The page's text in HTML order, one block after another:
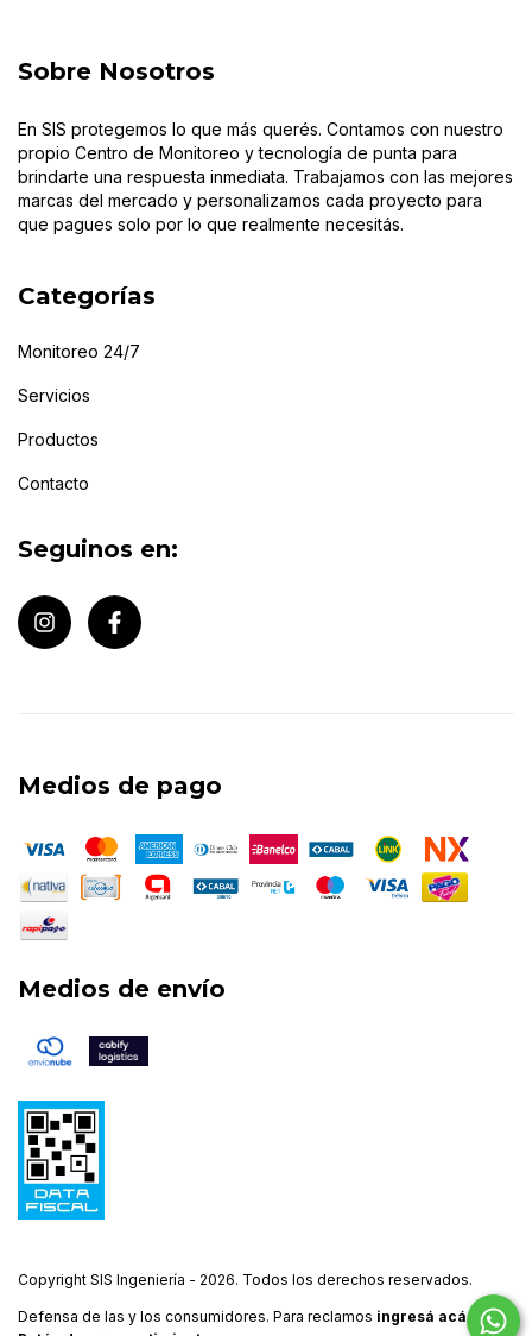
Sobre Nosotros
En SIS protegemos lo que más querés. Contamos con nuestro
propio Centro de Monitoreo y tecnología de punta para
brindarte una respuesta inmediata. Trabajamos con las mejores
marcas del mercado y personalizamos cada proyecto para
que pagues solo por lo que realmente necesitás.
Categorías
Monitoreo 24/7
Servicios
Productos
Contacto
Seguinos en:
Medios de pago
Medios de envío
Copyright SIS Ingeniería - 2026. Todos los derechos reservados.
Defensa de las y los consumidores. Para reclamos ingresá acá. /